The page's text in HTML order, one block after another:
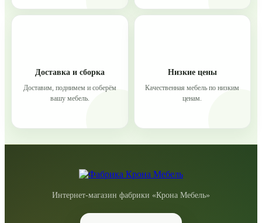
Доставка и сборка
Доставим, поднимем и соберём
вашу мебель.
Низкие цены
Качественная мебель по низким
ценам.
Интернет-магазин фабрики «Крона Мебель»